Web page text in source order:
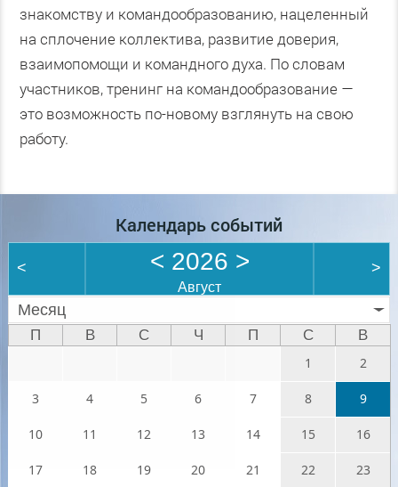
знакомству и командообразованию, нацеленный
на сплочение коллектива, развитие доверия,
взаимопомощи и командного духа. По словам
участников, тренинг на командообразование —
это возможность по-новому взглянуть на свою
работу.
Календарь событий
< < 2026 >
Август
>
Месяц
П В С Ч П С
В
1
2
3 4 5 6 7 8 9
10 11 12 13 14 15 16
17 18 19 20 21 22 23